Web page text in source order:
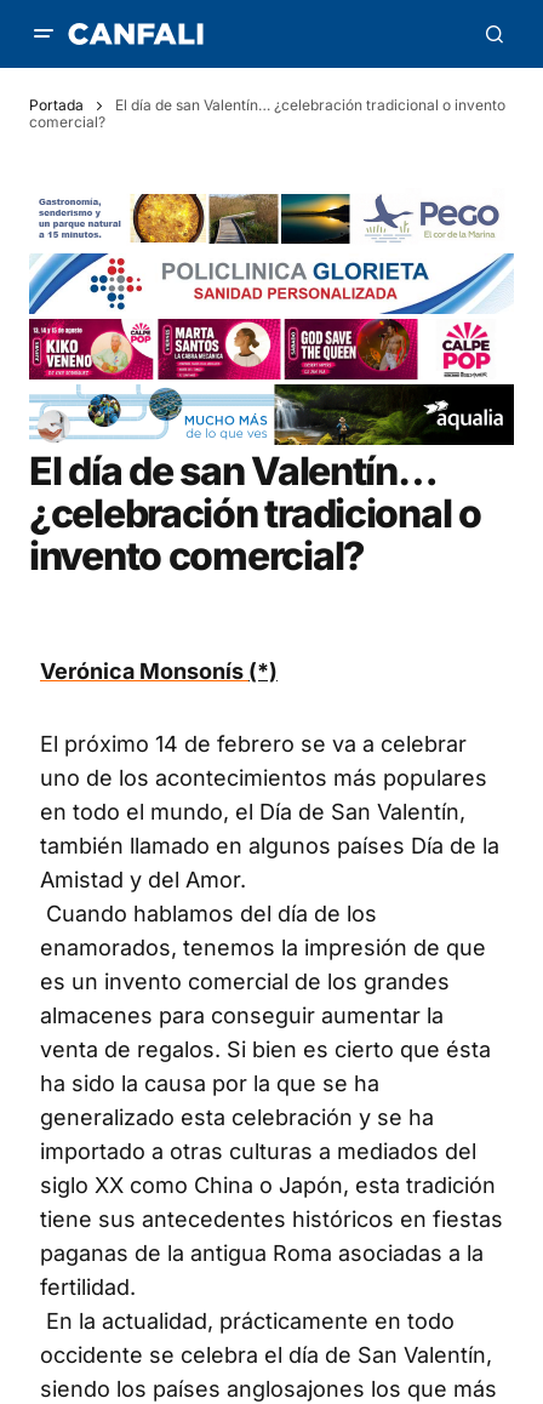
Portada
El día de san Valentín… ¿celebración tradicional o invento
comercial?
El día de san Valentín…
¿celebración tradicional o
invento comercial?
Verónica Monsonís (*)
El próximo 14 de febrero se va a celebrar
uno de los acontecimientos más populares
en todo el mundo, el Día de San Valentín,
también llamado en algunos países Día de la
Amistad y del Amor.
Cuando hablamos del día de los
enamorados, tenemos la impresión de que
es un invento comercial de los grandes
almacenes para conseguir aumentar la
venta de regalos. Si bien es cierto que ésta
ha sido la causa por la que se ha
generalizado esta celebración y se ha
importado a otras culturas a mediados del
siglo XX como China o Japón, esta tradición
tiene sus antecedentes históricos en fiestas
paganas de la antigua Roma asociadas a la
fertilidad.
En la actualidad, prácticamente en todo
occidente se celebra el día de San Valentín,
siendo los países anglosajones los que más